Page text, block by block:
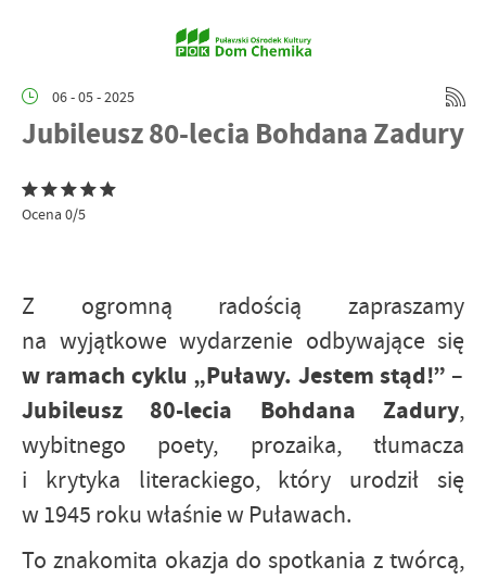
06 - 05 - 2025
Jubileusz 80-lecia Bohdana Zadury
Ocena 0/5
Z ogromną radością zapraszamy
na wyjątkowe wydarzenie odbywające się
w ramach cyklu „Puławy. Jestem stąd!” –
Jubileusz 80-lecia Bohdana Zadury,
wybitnego poety, prozaika, tłumacza
i krytyka literackiego, który urodził się
w 1945 roku właśnie w Puławach.
To znakomita okazja do spotkania z twórcą,